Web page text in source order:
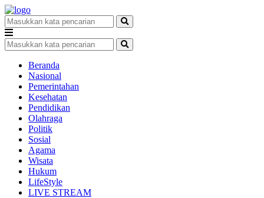
Beranda
Nasional
Pemerintahan
Kesehatan
Pendidikan
Olahraga
Politik
Sosial
Agama
Wisata
Hukum
LifeStyle
LIVE STREAM